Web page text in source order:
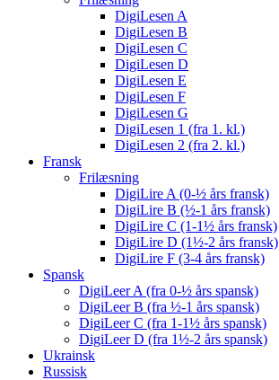
DigiLesen A
DigiLesen B
DigiLesen C
DigiLesen D
DigiLesen E
DigiLesen F
DigiLesen G
DigiLesen 1 (fra 1. kl.)
DigiLesen 2 (fra 2. kl.)
Fransk
Frilæsning
DigiLire A (0-½ års fransk)
DigiLire B (½-1 års fransk)
DigiLire C (1-1½ års fransk)
DigiLire D (1½-2 års fransk)
DigiLire F (3-4 års fransk)
Spansk
DigiLeer A (fra 0-½ års spansk)
DigiLeer B (fra ½-1 års spansk)
DigiLeer C (fra 1-1½ års spansk)
DigiLeer D (fra 1½-2 års spansk)
Ukrainsk
Russisk